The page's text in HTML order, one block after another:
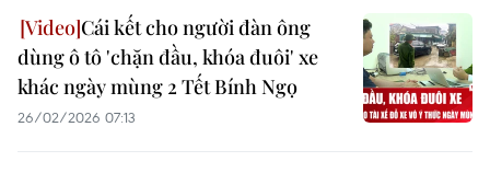
Cái kết cho người đàn ông
dùng ô tô 'chặn đầu, khóa đuôi' xe
khác ngày mùng 2 Tết Bính Ngọ
26/02/2026 07:13